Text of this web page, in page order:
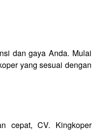
dan gaya Anda. Mulai
yang sesuai dengan
cepat, CV. Kingkoper